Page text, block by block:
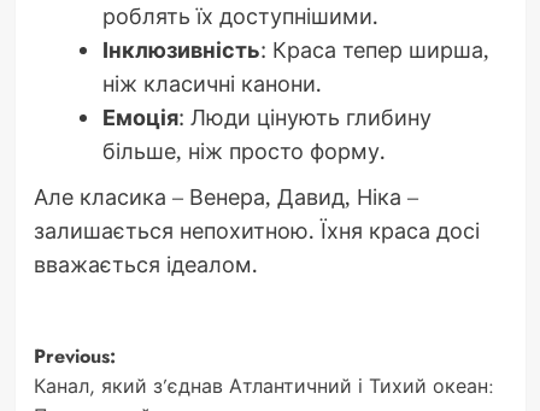
роблять їх доступнішими.
Інклюзивність: Краса тепер ширша,
ніж класичні канони.
Емоція: Люди цінують глибину
більше, ніж просто форму.
Але класика – Венера, Давид, Ніка –
залишається непохитною. Їхня краса досі
вважається ідеалом.
Post
Previous:
Канал, який з’єднав Атлантичний і Тихий океан: